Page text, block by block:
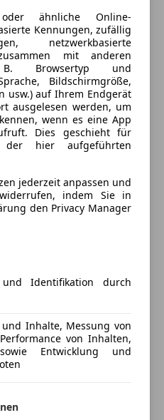
Benzin
7,90l/100 km (komb.)
System
Stufe 0
& Rabatt holen
ähnliche Online-
Kennungen, zufällig
netzwerkbasierte
mit anderen
Browsertyp und
Bildschirmgröße,
usw.) auf Ihrem Endgerät
ausgelesen werden, um
wenn es eine App
Dies geschieht für
hier aufgeführten
jederzeit anpassen und
indem Sie in
den Privacy Manager
Identifikation durch
Inhalte, Messung von
von Inhalten,
Entwicklung und